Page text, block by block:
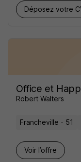
Déposez votre
Office et
Robert Walters
Francheville - 51
Voir l’offre